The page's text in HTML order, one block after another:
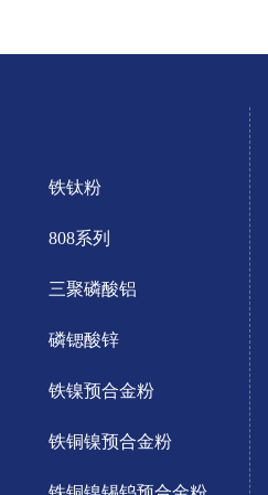
铁钛粉
808系列
三聚磷酸铝
磷锶酸锌
铁镍预合金粉
铁铜镍预合金粉